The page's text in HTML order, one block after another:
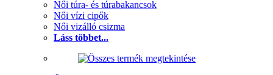
Női túra- és túrabakancsok
Női vízi cipők
Női vizálló csizma
Láss többet...